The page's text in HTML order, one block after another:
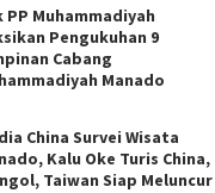
PP Muhammadiyah
Pengukuhan 9
Cabang
Manado
China Survei Wisata
Kalu Oke Turis China,
Taiwan Siap Meluncur